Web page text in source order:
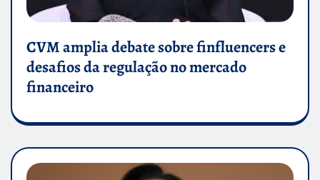
CVM amplia debate sobre finfluencers e
desafios da regulação no mercado
financeiro